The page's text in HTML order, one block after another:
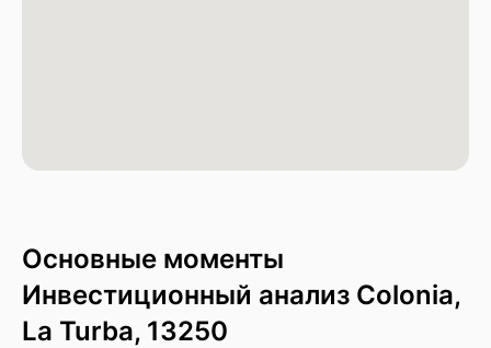
Основные моменты
Инвестиционный анализ Colonia,
La Turba, 13250